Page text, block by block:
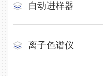
自动进样器
离子色谱仪